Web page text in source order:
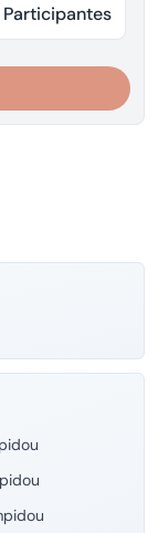
Participantes